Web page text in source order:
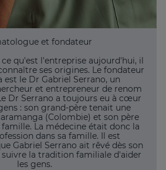
et fondateur
qu'est l'entreprise aujourd'hui, il
ses origines. Le fondateur
est le Dr Gabriel Serrano, un
et entrepreneur de renom
Dr Serrano a toujours eu à cœur
: son grand-père tenait une
(Colombie) et son père
La médecine était donc la
dans sa famille. Il est
Gabriel Serrano ait rêvé dès son
suivre la tradition familiale d'aider
les gens.